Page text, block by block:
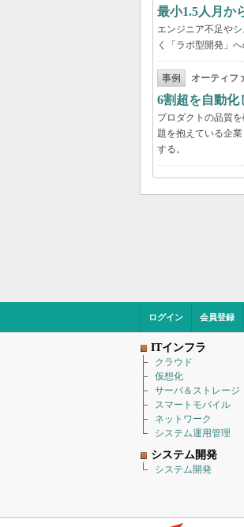
最小1.5人月か
エンジニア不足や
く「ラボ型開発」
事例 オーティフ
6割超を自動化
プロダクトの品質
題を抱えている企
する。
ログイン 会員登録
ITインフラ
クラウド
仮想化
サーバ＆ストレージ
スマートモバイル
ネットワーク
システム運用管理
システム開発
システム開発